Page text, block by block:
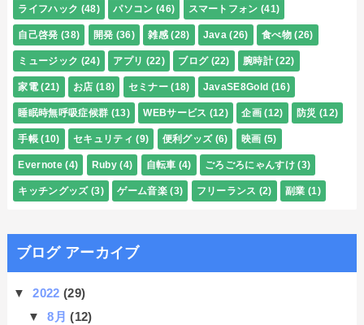
ライフハック (48) パソコン (46) スマートフォン (41)
自己啓発 (38) 開発 (36) 雑感 (28) Java (26) 食べ物 (26)
ミュージック (24) アプリ (22) ブログ (22) 腕時計 (22)
家電 (21) お店 (18) セミナー (18) JavaSE8Gold (16)
睡眠時無呼吸症候群 (13) WEBサービス (12) 企画 (12) 防災 (12)
手帳 (10) セキュリティ (9) 便利グッズ (6) 映画 (5)
Evernote (4) Ruby (4) 自転車 (4) ごろごろにゃんすけ (3)
キッチングッズ (3) ゲーム音楽 (3) フリーランス (2) 副業 (1)
ブログ アーカイブ
▼2022(29)
▼8月(12)